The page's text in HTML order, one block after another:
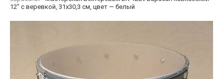
12" с веревкой, 31х30,3 см, цвет — белый